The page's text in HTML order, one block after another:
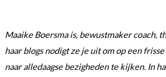
Maaike Boersma is, bewustmaker coach,
haar blogs nodigt ze je uit om op een
naar alledaagse bezigheden te kijken. In